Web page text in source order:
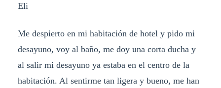
Eli
Me despierto en mi habitación de hotel y pido mi
desayuno, voy al baño, me doy una corta ducha y
al salir mi desayuno ya estaba en el centro de la
habitación. Al sentirme tan ligera y bueno, me han